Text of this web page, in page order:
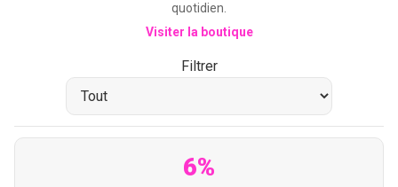
quotidien.
Visiter la boutique
Filtrer
6%